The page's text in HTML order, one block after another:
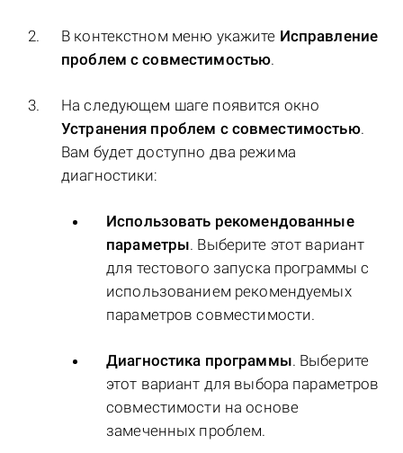
В контекстном меню укажите Исправление
проблем с совместимостью.
На следующем шаге появится окно
Устранения проблем с совместимостью.
Вам будет доступно два режима
диагностики:
Использовать рекомендованные
параметры. Выберите этот вариант
для тестового запуска программы с
использованием рекомендуемых
параметров совместимости.
Диагностика программы. Выберите
этот вариант для выбора параметров
совместимости на основе
замеченных проблем.